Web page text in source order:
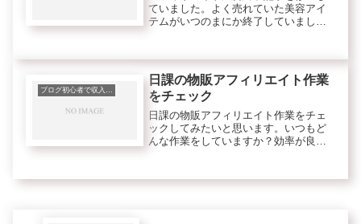
ていました。よく売れていた美容アイ
テムがいつのまにか終了していまし
く大量にあって・・・おもわず・・
こ、これは？何が起こった？そういえ
ば、...
日課の物販アフィリエイト作業
をチェック
日課の物販アフィリエイト作業をチェ
ックしてみたいと思います。いつもど
んな作業をしていますか？効率が良い